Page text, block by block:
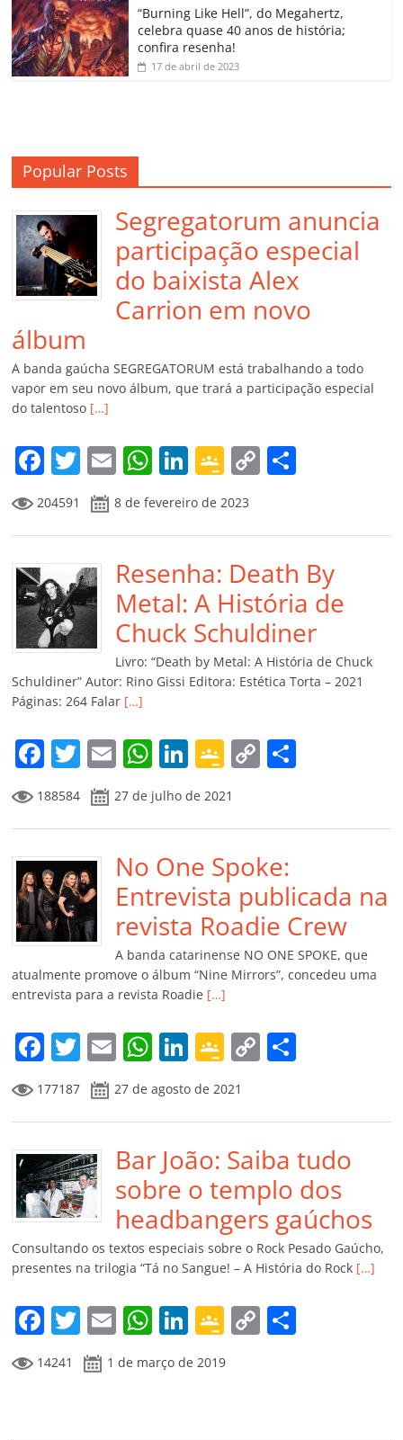
o
m
“Burning Like Hell”, do Megahertz,
celebra quase 40 anos de história;
confira resenha!
17 de abril de 2023
Popular Posts
Segregatorum anuncia
participação especial
do baixista Alex
Carrion em novo
álbum
A banda gaúcha SEGREGATORUM está trabalhando a todo
vapor em seu novo álbum, que trará a participação especial
do talentoso […]
F
a
c
e
b
o
o
k
T
w
itt
er
E
m
ai
l
W
at
s
A
p
p
Li
k
e
dI
n
G
o
o
gl
e
Cl
a
ss
ro
m
C
y
Li
n
k
p
ar
til
h
ar
204591 8 de fevereiro de 2023
Resenha: Death By
Metal: A História de
Chuck Schuldiner
Livro: “Death by Metal: A História de Chuck
Schuldiner” Autor: Rino Gissi Editora: Estética Torta – 2021
Páginas: 264 Falar […]
F
a
c
e
b
o
o
k
T
w
itt
er
E
m
ai
l
W
h
at
s
A
p
p
Li
n
k
e
dI
n
G
o
o
gl
e
Cl
a
ss
ro
o
m
C
y
Li
n
k
p
til
h
ar
188584 27 de julho de 2021
No One Spoke:
Entrevista publicada na
revista Roadie Crew
A banda catarinense NO ONE SPOKE, que
atualmente promove o álbum “Nine Mirrors”, concedeu uma
entrevista para a revista Roadie […]
F
a
c
e
b
o
o
k
T
w
itt
er
E
m
ai
l
W
at
s
A
p
p
Li
n
k
e
dI
n
G
o
o
gl
e
Cl
a
ss
ro
o
m
C
y
Li
n
k
p
ar
til
h
ar
177187 27 de agosto de 2021
Bar João: Saiba tudo
sobre o templo dos
headbangers gaúchos
Consultando os textos especiais sobre o Rock Pesado Gaúcho,
presentes na trilogia “Tá no Sangue! – A História do Rock […]
F
a
c
T
w
itt
E
m
ai
W
at
Li
n
k
G
o
o
C
14241 1 de março de 2019